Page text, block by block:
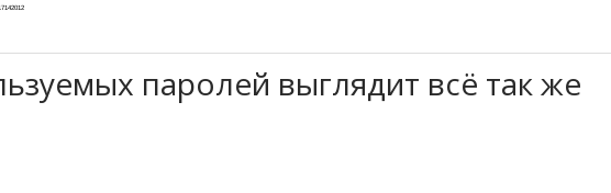
паролей выглядит всё так же